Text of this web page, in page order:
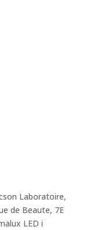
Laboratoire,
de Beaute, 7E
LED i